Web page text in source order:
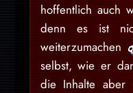
hoffentlich auch
denn es ist
weiterzumachen
selbst, wie er
die Inhalte aber